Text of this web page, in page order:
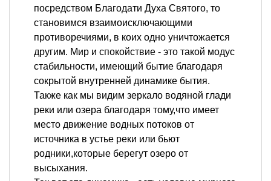
посредством Благодати Духа Святого, то
становимся взаимоисключающими
противоречиями, в коих одно уничтожается
другим. Мир и спокойствие - это такой модус
стабильности, имеющий бытие благодаря
сокрытой внутренней динамике бытия.
Также как мы видим зеркало водяной глади
реки или озера благодаря тому,что имеет
место движение водных потоков от
источника в устье реки или бьют
родники,которые берегут озеро от
высыхания.